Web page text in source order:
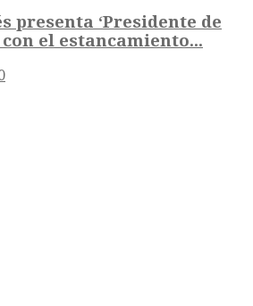
presenta ‘Presidente de
el estancamiento...